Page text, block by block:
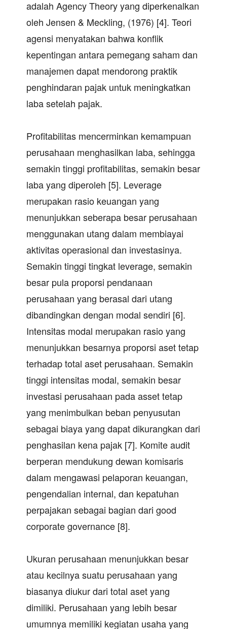
adalah Agency Theory yang diperkenalkan
oleh Jensen & Meckling, (1976) [4]. Teori
agensi menyatakan bahwa konflik
kepentingan antara pemegang saham dan
manajemen dapat mendorong praktik
penghindaran pajak untuk meningkatkan
laba setelah pajak.
Profitabilitas mencerminkan kemampuan
perusahaan menghasilkan laba, sehingga
semakin tinggi profitabilitas, semakin besar
laba yang diperoleh [5]. Leverage
merupakan rasio keuangan yang
menunjukkan seberapa besar perusahaan
menggunakan utang dalam membiayai
aktivitas operasional dan investasinya.
Semakin tinggi tingkat leverage, semakin
besar pula proporsi pendanaan
perusahaan yang berasal dari utang
dibandingkan dengan modal sendiri [6].
Intensitas modal merupakan rasio yang
menunjukkan besarnya proporsi aset tetap
terhadap total aset perusahaan. Semakin
tinggi intensitas modal, semakin besar
investasi perusahaan pada asset tetap
yang menimbulkan beban penyusutan
sebagai biaya yang dapat dikurangkan dari
penghasilan kena pajak [7]. Komite audit
berperan mendukung dewan komisaris
dalam mengawasi pelaporan keuangan,
pengendalian internal, dan kepatuhan
perpajakan sebagai bagian dari good
corporate governance [8].
Ukuran perusahaan menunjukkan besar
atau kecilnya suatu perusahaan yang
biasanya diukur dari total aset yang
dimiliki. Perusahaan yang lebih besar
umumnya memiliki kegiatan usaha yang